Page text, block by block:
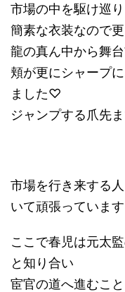
市場の中を駆け巡り
簡素な衣装なので
龍の真ん中から舞
頬が更にシャープ
ました♡
ジャンプする爪先
市場を行き来する
いて頑張っています
ここで春児は元太
と知り合い
宦官の道へ進むこと